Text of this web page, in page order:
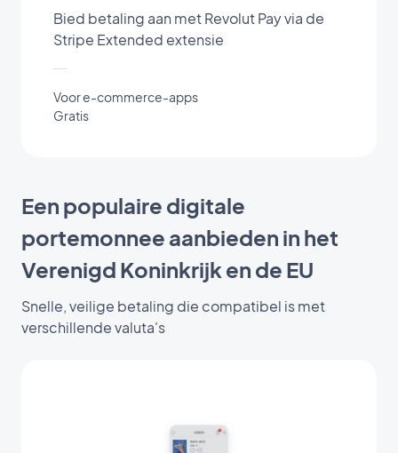
Bied betaling aan met Revolut Pay via de
Stripe Extended extensie
Voor e-commerce-apps
Gratis
Een populaire digitale
portemonnee aanbieden in het
Verenigd Koninkrijk en de EU
Snelle, veilige betaling die compatibel is met
verschillende valuta's